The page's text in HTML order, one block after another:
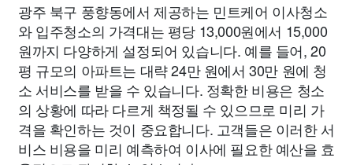
광주 북구 풍향동에서 제공하는 민트케어 이사청소
와 입주청소의 가격대는 평당 13,000원에서 15,000
원까지 다양하게 설정되어 있습니다. 예를 들어, 20
평 규모의 아파트는 대략 24만 원에서 30만 원에 청
소 서비스를 받을 수 있습니다. 정확한 비용은 청소
의 상황에 따라 다르게 책정될 수 있으므로 미리 가
격을 확인하는 것이 중요합니다. 고객들은 이러한 서
비스 비용을 미리 예측하여 이사에 필요한 예산을 효